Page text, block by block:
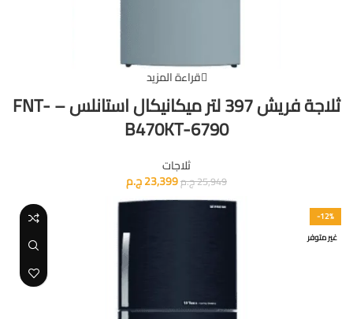
قراءة المزيد
ثلاجة فريش 397 لتر ميكانيكال استانلس – FNT-
B470KT-6790
ثلاجات
25,949ج.م23,399ج.م
-12%
غير متوفر